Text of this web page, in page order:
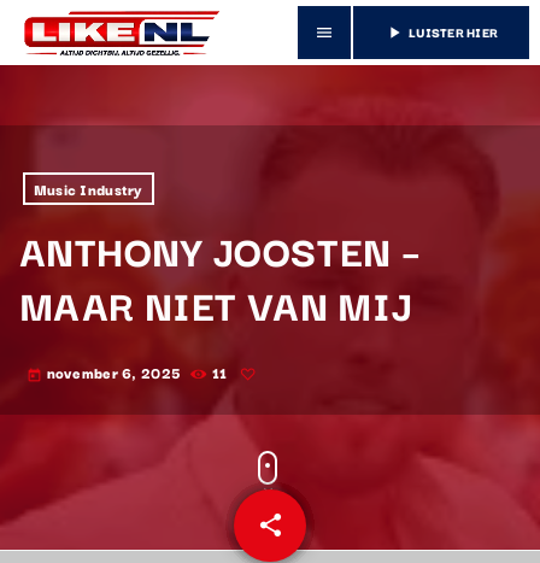
menu play_arrow LUISTER HIER
Music Industry
ANTHONY JOOSTEN –
MAAR NIET VAN MIJ
today november 6, 2025 11
share
email